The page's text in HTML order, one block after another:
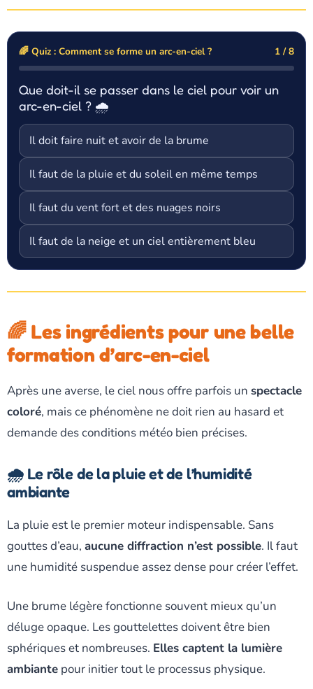
🌈 Quiz : Comment se forme un arc-en-ciel ? 1 / 8
Que doit-il se passer dans le ciel pour voir un
arc-en-ciel ? 🌧️
Il doit faire nuit et avoir de la brume
Il faut de la pluie et du soleil en même temps
Il faut du vent fort et des nuages noirs
Il faut de la neige et un ciel entièrement bleu
🌈 Les ingrédients pour une belle
formation d’arc-en-ciel
Après une averse, le ciel nous offre parfois un spectacle
coloré, mais ce phénomène ne doit rien au hasard et
demande des conditions météo bien précises.
🌧️ Le rôle de la pluie et de l’humidité
ambiante
La pluie est le premier moteur indispensable. Sans
gouttes d’eau, aucune diffraction n’est possible. Il faut
une humidité suspendue assez dense pour créer l’effet.
Une brume légère fonctionne souvent mieux qu’un
déluge opaque. Les gouttelettes doivent être bien
sphériques et nombreuses. Elles captent la lumière
ambiante pour initier tout le processus physique.